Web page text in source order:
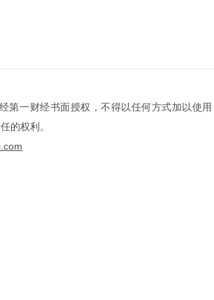
第一财经书面授权，不得以任何方式加以使
的权利。